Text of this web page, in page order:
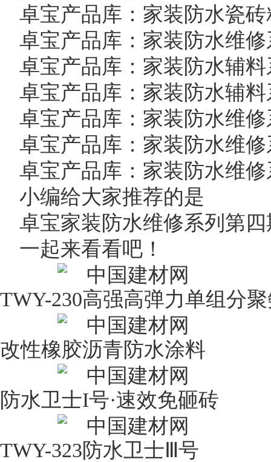
卓宝产品库：家装防水瓷
卓宝产品库：家装防水维
卓宝产品库：家装防水辅
卓宝产品库：家装防水辅
卓宝产品库：家装防水维
卓宝产品库：家装防水维
卓宝产品库：家装防水维
小编给大家推荐的是
卓宝家装防水维修系列第四
一起来看看吧！
TWY-230高强高弹力单组分
改性橡胶沥青防水涂料
防水卫士I号·速效免砸砖
TWY-323防水卫士Ⅲ号